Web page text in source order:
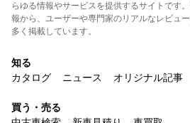
らゆる情報やサービスを提供するサイトです
報から、ユーザーや専門家のリアルなレビュ
多く掲載しています。
知る
カタログ
ニュース オリジナル記事
買う・売る